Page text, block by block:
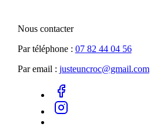
Nous contacter
Par téléphone : 07 82 44 04 56
Par email : justeuncroc@gmail.com